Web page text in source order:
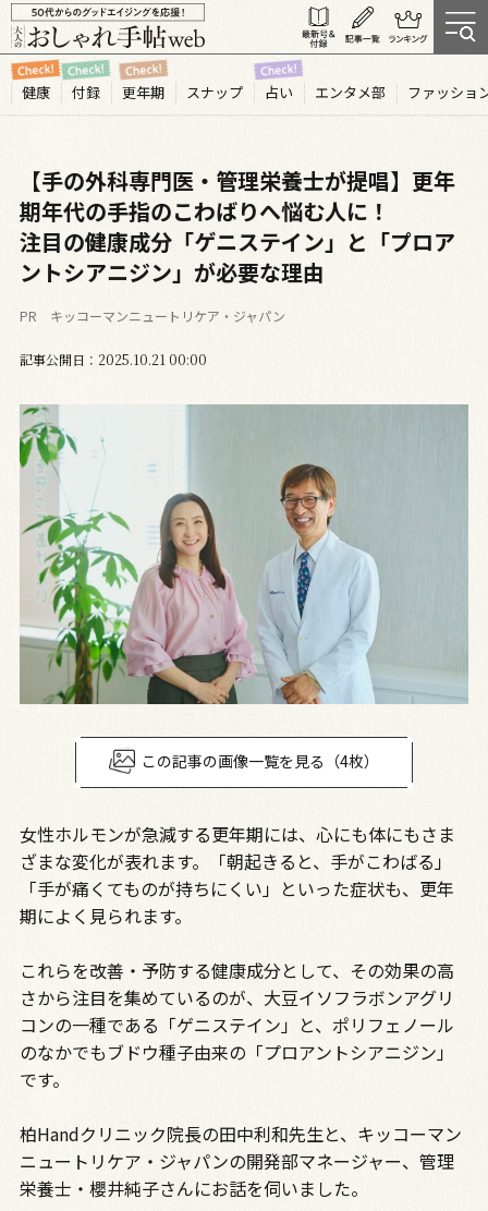
健康 付録 更年期 スナップ 占い エンタメ部 ファッショ
【手の外科専門医・管理栄養士が提唱】更年
期年代の手指のこわばりへ悩む人に！
注目の健康成分「ゲニステイン」と「プロア
ントシアニジン」が必要な理由
PR キッコーマンニュートリケア・ジャパン
記事公開日 2025.10 21 00:00
この記事の画像一覧を見る（4枚）
女性ホルモンが急減する更年期には、心にも体にもさま
ざまな変化が表れます。「朝起きると、手がこわばる」
「手が痛くてものが持ちにくい」といった症状も、更年
期によく見られます。
これらを改善・予防する健康成分として、その効果の高
さから注目を集めているのが、大豆イソフラボンアグリ
コンの一種である「ゲニステイン」と、ポリフェノール
のなかでもブドウ種子由来の「プロアントシアニジン」
です。
柏Handクリニック院長の田中利和先生と、キッコーマン
ニュートリケア・ジャパンの開発部マネージャー、管理
栄養士・櫻井純子さんにお話を伺いました。